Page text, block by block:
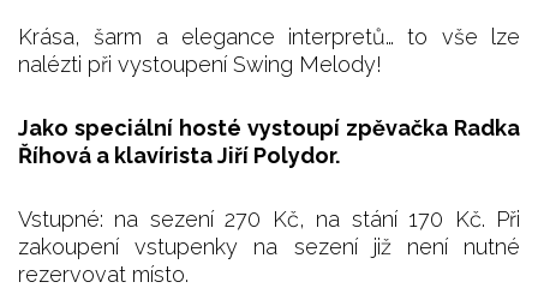
Krása, šarm a elegance interpretů… to vše lze
nalézti při vystoupení Swing Melody!
Jako speciální hosté vystoupí zpěvačka Radka
Říhová a klavírista Jiří Polydor.
Vstupné: na sezení 270 Kč, na stání 170 Kč. Při
zakoupení vstupenky na sezení již není nutné
rezervovat místo.